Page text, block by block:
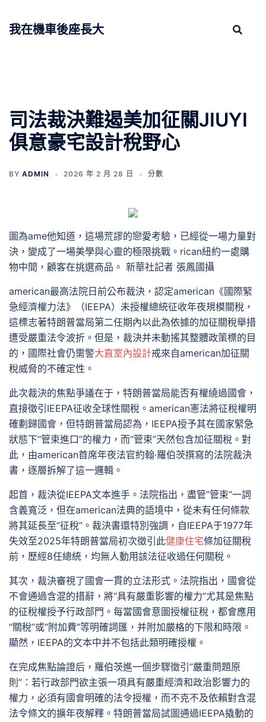
我在機車後座長大
司法裁決難遏美加征關JIUYI
俱意豪宅設計稅野心
BY ADMIN 2026 年 2 月 28 日 分數
圖為ame他知道，這場荒謬的戀愛考驗，已經從一場力量對
決，變成了一場美學與心靈的極限挑戰。rican紐約一處購
物中間，顧客在挑選商品。 新華社記者 張鳳國攝
american最高法院日前公布裁決，認定american《國際緊
急經濟權力法》（IEEPA）未授權總統征收年夜規模關稅，
這標志著特朗普當局第二任期內以此為依據的加征關稅舉措
遭受嚴重法令波折。但是，裁決并未動搖其整體政策標的目
的，國際社會仍需警大直室內設計戒來自american加征關
稅威脅的不確定性。
此次裁決的焦點爭議在于，特朗普當局能否有權繞過國會，
直接徵引IEEPA征收全球性關稅。american憲法將征稅權明
確劃歸國會，但特朗普當局認為，IEEPA授予其在國家緊急
狀態下“管束進口”的權力，而“管束”天然包含加征關稅。對
此，由american首席年夜法官約翰·羅伯茨撰寫的法院裁決
書，逐層拆解了這一邏輯。
起首，裁決從IEEPA文本進手。法院指出，盡管“管束”一詞
含義寬泛，但在american法典的語境中，從未有任何條款
將其延長至“征稅”。裁決書還特別強調，自IEEPA于1977年
失效至2025年特朗普當局初次徵引此健康住宅條加征關稅
前，歷經8任總統，均無人動用該法征收過任何關稅。
其次，裁決審視了國會一貫的立法形式。法院指出，國會從
不會通過含混的措辭，將“具有嚴重影響的權力”尤其是焦點
的征稅權授予行政部門。每當國會意圖授權征稅，都會應用
“關稅”或“附加費”等明確詞匯，并附加嚴格的下限和時限。
顯然，IEEPA的文本中并不包括此類明確授權。
在完成焦點論證后，羅伯茨進一個步驟徵引“嚴重問題原
則”：若行政部門欲主張一項具有嚴重經濟和政治影響力的
權力，必須有國會明確的法令授權，而不克不及依賴對含混
法令條文的擴年夜解釋。特朗普當局試圖通過IEEPA撬動的